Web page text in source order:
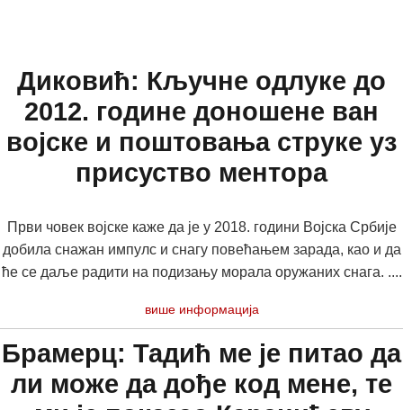
Диковић: Кључне одлуке до
2012. године доношене ван
војске и поштовања струке уз
присуство ментора
Први човек војске каже да је у 2018. години Војска Србије
добила снажан импулс и снагу повећањем зарада, као и да
ће се даље радити на подизању морала оружаних снага. ....
више информација
Брамерц: Тадић ме је питао да
ли може да дође код мене, те